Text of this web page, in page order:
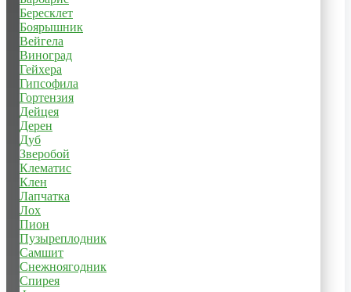
Бересклет
Боярышник
Вейгела
Виноград
Гейхера
Гипсофила
Гортензия
Дейцея
Дерен
Дуб
Зверобой
Клематис
Клен
Лапчатка
Лох
Пион
Пузыреплодник
Самшит
Снежноягодник
Спирея